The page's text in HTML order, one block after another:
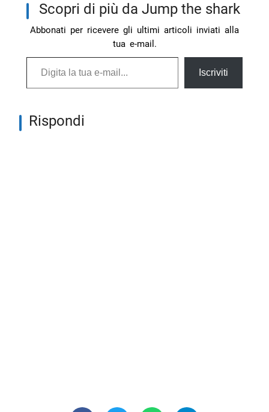
Scopri di più da Jump the shark
Abbonati per ricevere gli ultimi articoli inviati alla
tua e-mail.
Digita la tua e-mail...
Iscriviti
Rispondi